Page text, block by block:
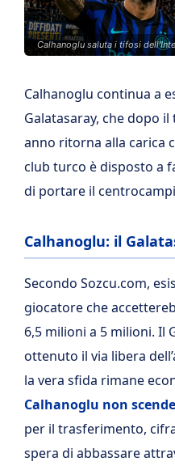
Calhanoglu saluta i tifosi
Calhanoglu continua a
Galatasaray, che dopo
anno ritorna alla carica
club turco è disposto a
di portare il
Calhanoglu: il
Secondo Sozcu.com,
giocatore che
6,5 milioni a 5 milioni. Il
ottenuto il via libera
la vera sfida rimane
Calhanoglu non
per il trasferimento,
spera di abbassare